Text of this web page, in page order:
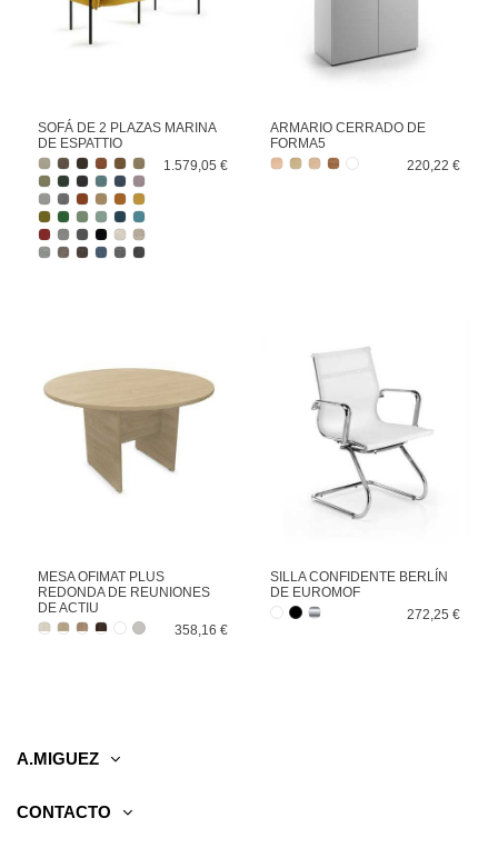
SOFÁ DE 2 PLAZAS MARINA
DE ESPATTIO
1.579,05 €
ARMARIO CERRADO DE
FORMA5
220,22 €
MESA OFIMAT PLUS
REDONDA DE REUNIONES
DE ACTIU
358,16 €
SILLA CONFIDENTE BERLÍN
DE EUROMOF
272,25 €
A.MIGUEZ
CONTACTO